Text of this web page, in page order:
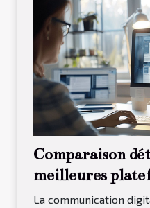
Comparaison
meilleures
des newsletters
La communication